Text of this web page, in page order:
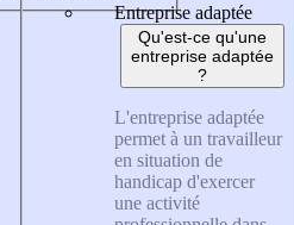
Entreprise adaptée
Qu'est-ce qu'une
entreprise adaptée
?
L'entreprise adaptée
permet à un travailleur
en situation de
handicap d'exercer
une activité